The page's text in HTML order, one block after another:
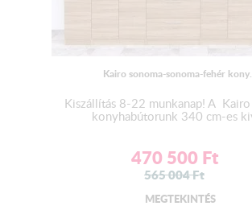
Kairo sonoma-sonoma-fehér
Kiszállítás 8-22 munkanap! A
konyhabútorunk 340 cm-es
470 500 Ft
565 004Ft
MEGTEKINTÉS